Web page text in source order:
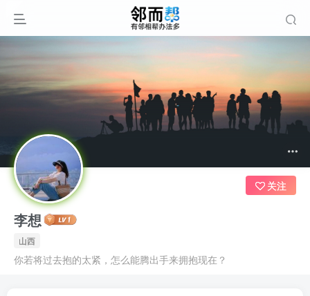
李想
山西
你若将过去抱的太紧，怎么能腾出手来拥抱现在？
关注